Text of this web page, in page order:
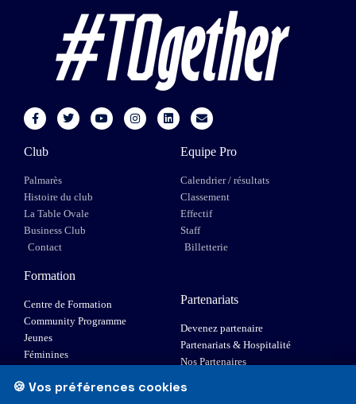
Club
Palmarès
Histoire du club
La Table Ovale
Business Club
Contact
Equipe Pro
Calendrier / résultats
Classement
Effectif
Staff
Billetterie
Formation
Centre de Formation
Community Programme
Jeunes
Féminines
Elite 1
Partenariats
Devenez partenaire
Partenariats & Hospitalité
Nos Partenaires
🍪 Vos préférences cookies